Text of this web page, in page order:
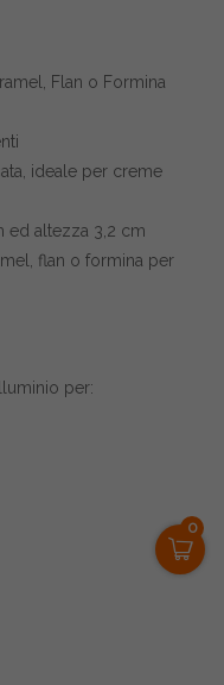
0
Flan o Formina
ideale per creme
ed altezza 3,2 cm
flan o formina per
per: